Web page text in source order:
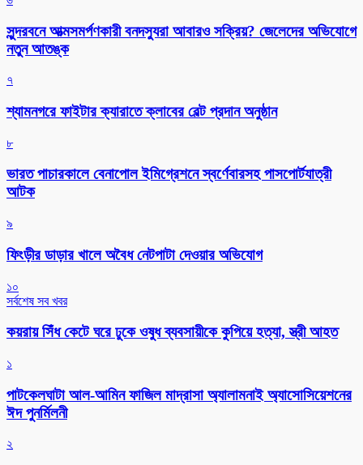
সুন্দরবনে আত্মসমর্পণকারী বনদস্যুরা আবারও সক্রিয়? জেলেদের অভিযোগে
নতুন আতঙ্ক
৭
শ্যামনগরে ফাইটার ক্যারাতে ক্লাবের বেল্ট প্রদান অনুষ্ঠান
৮
ভারত পাচারকালে বেনাপোল ইমিগ্রেশনে স্বর্ণেবারসহ পাসপোর্টযাত্রী
আটক
৯
ফিংড়ীর ডাড়ার খালে অবৈধ নেটপাটা দেওয়ার অভিযোগ
১০
সর্বশেষ সব খবর
কয়রায় সিঁধ কেটে ঘরে ঢুকে ওষুধ ব্যবসায়ীকে কুপিয়ে হত্যা, স্ত্রী আহত
১
পাটকেলঘাটা আল-আমিন ফাজিল মাদ্রাসা অ্যালামনাই অ্যাসোসিয়েশনের
ঈদ পুনর্মিলনী
২